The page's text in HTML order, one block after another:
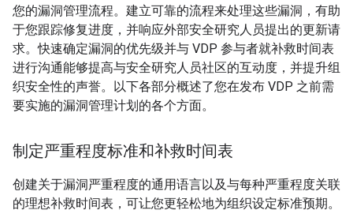
您的漏洞管理流程。建立可靠的流程来处理这些漏洞，有助
于您跟踪修复进度，并响应外部安全研究人员提出的更新请
求。快速确定漏洞的优先级并与 VDP 参与者就补救时间表
进行沟通能够提高与安全研究人员社区的互动度，并提升组
织安全性的声誉。以下各部分概述了您在发布 VDP 之前需
要实施的漏洞管理计划的各个方面。
制定严重程度标准和补救时间表
创建关于漏洞严重程度的通用语言以及与每种严重程度关联
的理想补救时间表，可让您更轻松地为组织设定标准预期。